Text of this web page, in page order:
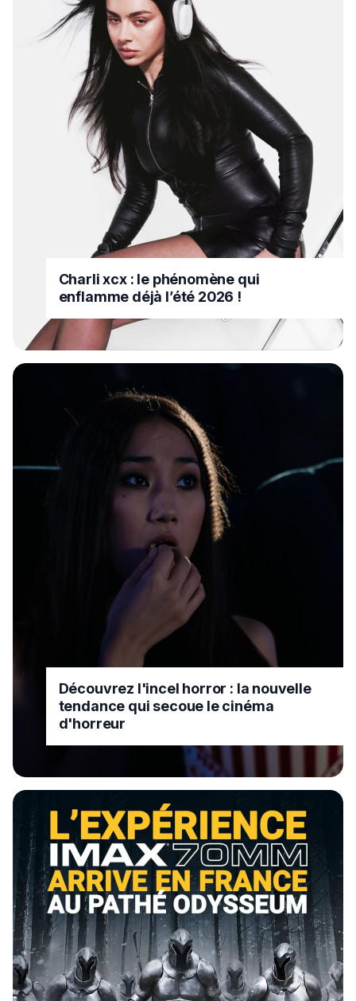
Charli xcx : le phénomène qui
enflamme déjà l’été 2026 !
Découvrez l'incel horror : la nouvelle
tendance qui secoue le cinéma
d'horreur